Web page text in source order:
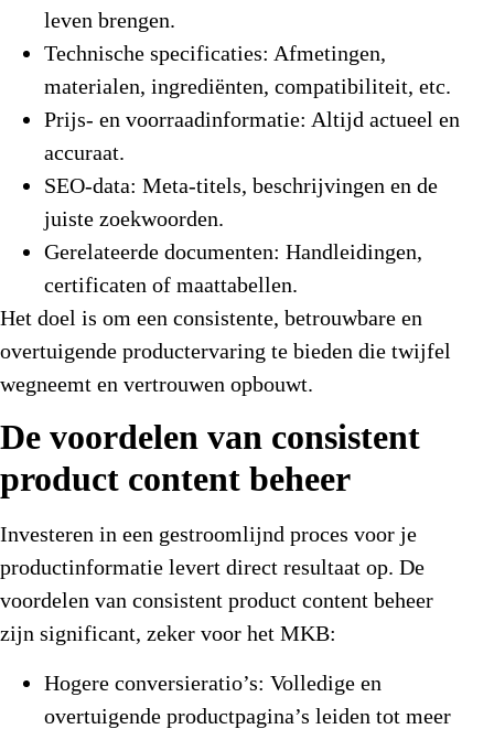
leven brengen.
Technische specificaties: Afmetingen,
materialen, ingrediënten, compatibiliteit, etc.
Prijs- en voorraadinformatie: Altijd actueel en
accuraat.
SEO-data: Meta-titels, beschrijvingen en de
juiste zoekwoorden.
Gerelateerde documenten: Handleidingen,
certificaten of maattabellen.
Het doel is om een consistente, betrouwbare en
overtuigende productervaring te bieden die twijfel
wegneemt en vertrouwen opbouwt.
De voordelen van consistent
product content beheer
Investeren in een gestroomlijnd proces voor je
productinformatie levert direct resultaat op. De
voordelen van consistent product content beheer
zijn significant, zeker voor het MKB:
Hogere conversieratio’s: Volledige en
overtuigende productpagina’s leiden tot meer